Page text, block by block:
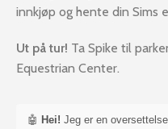
innkjøp og hente din Sims
Ut på tur! Ta Spike til
Equestrian Center.
🤖 Hei! Jeg er en